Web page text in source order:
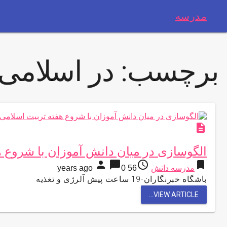
مدرسه
برچسب: در
description
الگوسازی در میان دانش آموزان با شروع
bookmark مدرسه دانش access_time
56 years ago
person chat_bubble0
باشگاه خبرنگاران-19 ساعت پیش آلرژی و تغذیه
VIEW ARTICLE...